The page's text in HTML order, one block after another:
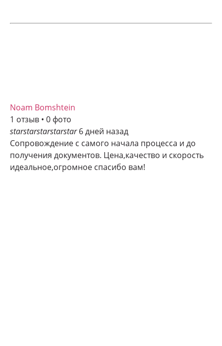
Noam Bomshtein
1 отзыв • 0 фото
starstarstarstarstar 6 дней назад
Сопровождение с самого начала процесса и до
получения документов. Цена,качество и скорость
идеальное,огромное спасибо вам!